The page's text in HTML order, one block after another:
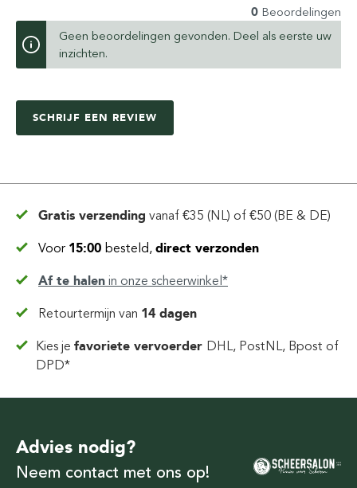
0 Beoordelingen
Geen beoordelingen gevonden. Deel als eerste uw
inzichten.
SCHRIJF EEN REVIEW
Gratis verzending vanaf €35 (NL) of €50 (BE & DE)
Voor 15:00 besteld, direct verzonden
Af te halen in onze scheerwinkel*
Retourtermijn van 14 dagen
Kies jefavoriete vervoerder DHL, PostNL, Bpost of
DPD*
Advies nodig?
Neem contact met ons op!